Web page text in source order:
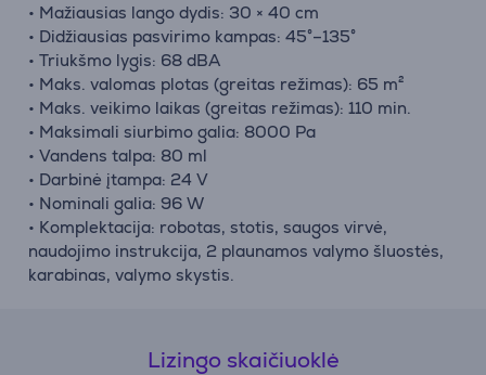
• Mažiausias lango dydis: 30 × 40 cm
• Didžiausias pasvirimo kampas: 45°–135°
• Triukšmo lygis: 68 dBA
• Maks. valomas plotas (greitas režimas): 65 m²
• Maks. veikimo laikas (greitas režimas): 110 min.
• Maksimali siurbimo galia: 8000 Pa
• Vandens talpa: 80 ml
• Darbinė įtampa: 24 V
• Nominali galia: 96 W
• Komplektacija: robotas, stotis, saugos virvė,
naudojimo instrukcija, 2 plaunamos valymo šluostės,
karabinas, valymo skystis.
Lizingo skaičiuoklė